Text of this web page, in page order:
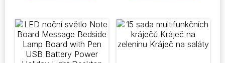
NABÍJECÍ JEDNOTKA